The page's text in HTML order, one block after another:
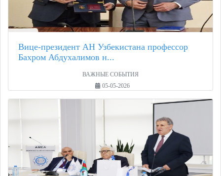
Вице-президент АН Узбекистана профессор
Бахром Абдухалимов н...
ВАЖНЫЕ СОБЫТИЯ
05-05-2026